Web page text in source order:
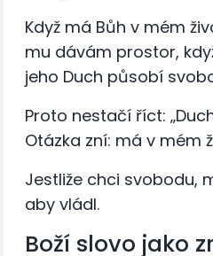
Když má Bůh v mém
mu dávám prostor,
jeho Duch působí
Proto nestačí říct:
Otázka zní: má v mém
Jestliže chci svobodu,
aby vládl.
Boží slovo jako